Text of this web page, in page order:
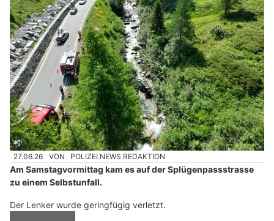
27.06.26 VON POLIZEI.NEWS REDAKTION
Am Samstagvormittag kam es auf der Splügenpassstrasse
zu einem Selbstunfall.
Der Lenker wurde geringfügig verletzt.